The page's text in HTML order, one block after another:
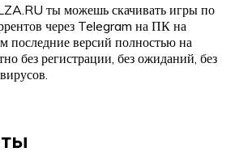
ты можешь скачивать игры по
через Telegram на ПК на
версий полностью на
без регистрации, без ожиданий, без